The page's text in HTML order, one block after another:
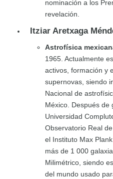
nominación a los
revelación.
Itziar Aretxaga
Astrofísica
1965. Actualmente
activos, formación y
supernovas, siendo
Nacional de
México. Después de
Universidad
Observatorio Real
el Instituto Max
más de 1 000
Milimétrico, siendo
del mundo usado